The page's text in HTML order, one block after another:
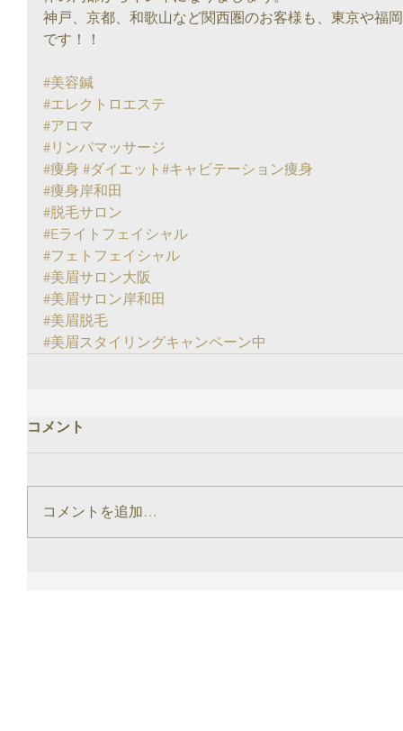
神戸、京都、和歌山など関西圏のお客様も、東京や福
です！！
#美容鍼
#エレクトロエステ
#アロマ
#リンパマッサージ
#痩身 #ダイエット #キャビテーション痩身
#痩身岸和田
#脱毛サロン
#Eライトフェイシャル
#フェトフェイシャル
#美眉サロン大阪
#美眉サロン岸和田
#美眉脱毛
#美眉スタイリングキャンペーン中
コメント
コメントを追加…